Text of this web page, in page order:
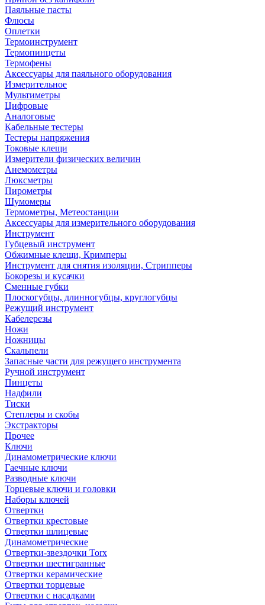
Паяльные пасты
Флюсы
Оплетки
Термоинструмент
Термопинцеты
Термофены
Аксессуары для паяльного оборудования
Измерительное
Мультиметры
Цифровые
Аналоговые
Кабельные тестеры
Тестеры напряжения
Токовые клещи
Измерители физических величин
Анемометры
Люксметры
Пирометры
Шумомеры
Термометры, Метеостанции
Аксессуары для измерительного оборудования
Инструмент
Губцевый инструмент
Обжимные клещи, Кримперы
Инструмент для снятия изоляции, Стрипперы
Бокорезы и кусачки
Сменные губки
Плоскогубцы, длинногубцы, круглогубцы
Режущий инструмент
Кабелерезы
Ножи
Ножницы
Скальпели
Запасные части для режущего инструмента
Ручной инструмент
Пинцеты
Надфили
Тиски
Степлеры и скобы
Экстракторы
Прочее
Ключи
Динамометрические ключи
Гаечные ключи
Разводные ключи
Торцевые ключи и головки
Наборы ключей
Отвертки
Отвертки крестовые
Отвертки шлицевые
Динамометрические
Отвертки-звездочки Torx
Отвертки шестигранные
Отвертки керамические
Отвертки торцевые
Отвертки с насадками